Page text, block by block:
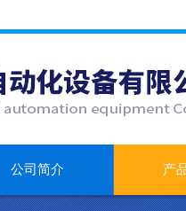
公司简介 产